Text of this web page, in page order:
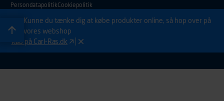
PersondatapolitikCookiepolitik
Kunne du tænke dig at købe produkter online, så hop over på
vores webshop
Køb på Carl-Ras.dk